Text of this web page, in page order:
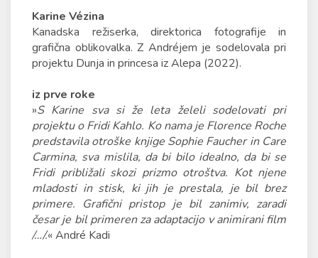
Karine Vézina
Kanadska režiserka, direktorica fotografije in
grafična oblikovalka. Z Andréjem je sodelovala pri
projektu Dunja in princesa iz Alepa (2022).
iz prve roke
»S Karine sva si že leta želeli sodelovati pri
projektu o Fridi Kahlo. Ko nama je Florence Roche
predstavila otroške knjige Sophie Faucher in Care
Carmina, sva mislila, da bi bilo idealno, da bi se
Fridi približali skozi prizmo otroštva. Kot njene
mladosti in stisk, ki jih je prestala, je bil brez
primere. Grafični pristop je bil zanimiv, zaradi
česar je bil primeren za adaptacijo v animirani film
/…/.« André Kadi